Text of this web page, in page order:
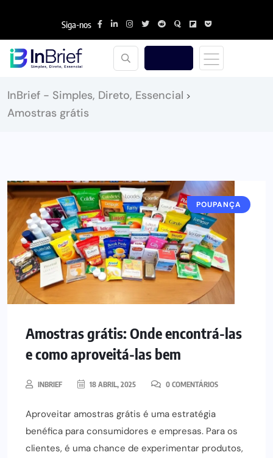
Siga-nos
InBrief - Simples, Direto, Essencial >
Amostras grátis
POUPANÇA
Amostras grátis: Onde encontrá-las
e como aproveitá-las bem
INBRIEF 18 ABRIL, 2025 0 COMENTÁRIOS
Aproveitar amostras grátis é uma estratégia
benéfica para consumidores e empresas. Para os
clientes, é uma chance de experimentar produtos,